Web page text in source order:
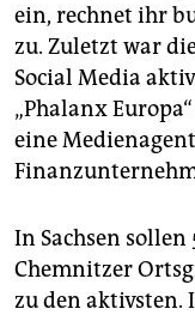
ein, rechnet ihr
zu. Zuletzt war
Social Media
„Phalanx
eine
In Sachsen
Chemnitzer
zu den aktivsten.